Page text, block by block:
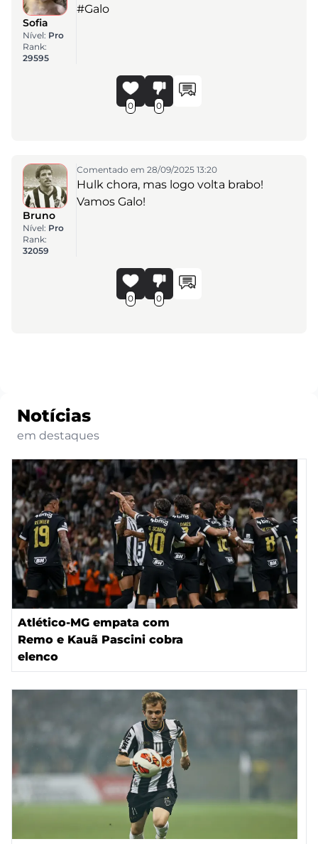
Sofia
Nível: Pro
Rank:
29595
#Galo
0 0
Bruno
Nível: Pro
Rank:
32059
Comentado em 28/09/2025 13:20
Hulk chora, mas logo volta brabo!
Vamos Galo!
0 0
Notícias
em destaques
Atlético-MG empata com
Remo e Kauã Pascini cobra
elenco